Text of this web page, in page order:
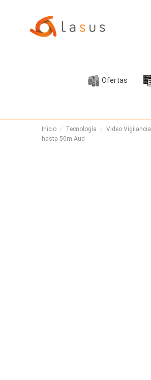
Ofertas
Inicio Tecnología Video Vigilancia
hasta 50m Aud